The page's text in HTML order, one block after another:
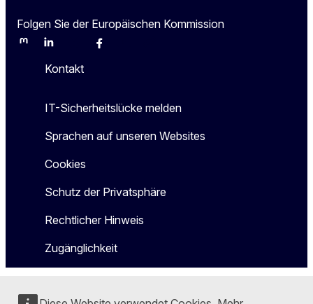
Folgen Sie der Europäischen Kommission
MastodonLinkedInBlueskyFacebook
Kontakt
IT-Sicherheitslücke melden
Sprachen auf unseren Websites
Cookies
Schutz der Privatsphäre
Rechtlicher Hinweis
Zugänglichkeit